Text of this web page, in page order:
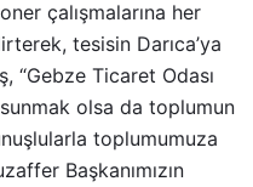
çalışmalarına her
tesisin Darıca’ya
“Gebze Ticaret Odası
olsa da toplumun
toplumumuza
Başkanımızın